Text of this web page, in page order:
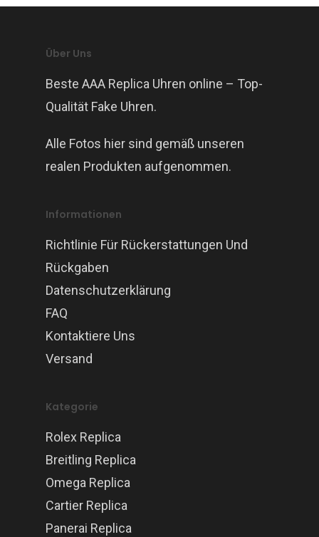
Über Uns
Beste AAA Replica Uhren online – Top-
Qualität Fake Uhren.
Alle Fotos hier sind gemäß unseren
realen Produkten aufgenommen.
Informationen
Richtlinie Für Rückerstattungen Und
Rückgaben
Datenschutzerklärung
FAQ
Kontaktiere Uns
Versand
Kategorie
Rolex Replica
Breitling Replica
Omega Replica
Cartier Replica
Panerai Replica